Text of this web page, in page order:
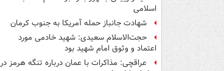
اسلامی
شهادت جانباز حمله آمریکا به جنوب کرمان
حجت‌الاسلام سعیدی: شهید خادمی مورد
اعتماد و وثوق امام شهید بود
عراقچی: مذاکرات با عمان درباره تنگه هرمز در